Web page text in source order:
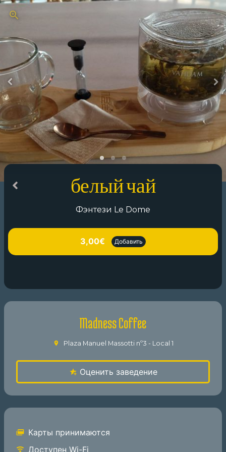
белый чай
Фэнтези Le Dome
3,00€ Добавить
Madness Coffee
Plaza Manuel Massotti nº3 - Local 1
Оценить заведение
Карты принимаются
Доступен Wi-Fi